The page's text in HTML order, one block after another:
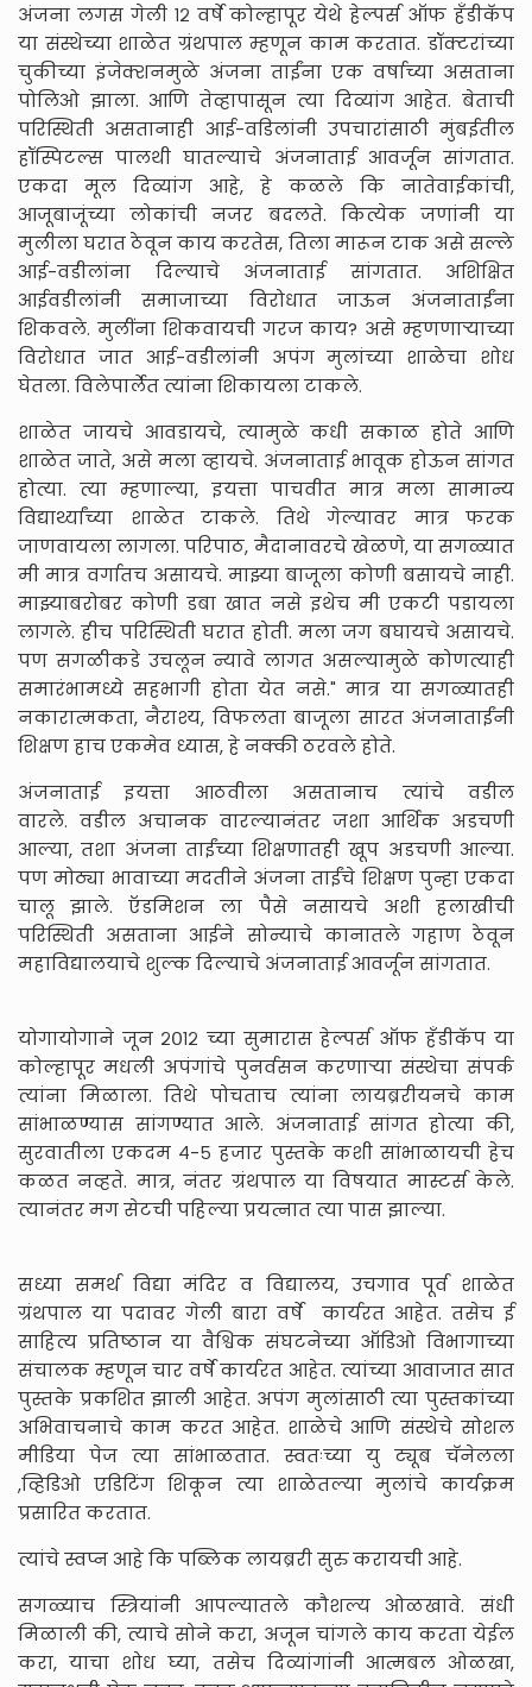
अंजना लगस गेली १२ वर्षे कोल्हापूर येथे हेल्पर्स ऑफ हॅंडीकॅप
या संस्थेच्या शाळेत ग्रंथपाल म्हणून काम करतात. डॉक्टरांच्या
चुकीच्या इंजेक्शनमुळे अंजना ताईंना एक वर्षाच्या असताना
पोलिओ झाला. आणि तेव्हापासून त्या दिव्यांग आहेत. बेताची
परिस्थिती असतानाही आई-वडिलांनी उपचारांसाठी मुंबईतील
हॉस्पिटल्स पालथी घातल्याचे अंजनाताई आवर्जून सांगतात.
एकदा मूल दिव्यांग आहे, हे कळले कि नातेवाईकांची,
आजूबाजूंच्या लोकांची नजर बदलते. कित्येक जणांनी या
मुलीला घरात ठेवून काय करतेस, तिला मारून टाक असे सल्ले
आई-वडीलांना दिल्याचे अंजनाताई सांगतात. अशिक्षित
आईवडीलांनी समाजाच्या विरोधात जाऊन अंजनाताईंना
शिकवले. मुलींना शिकवायची गरज काय? असे म्हणणाऱ्याच्या
विरोधात जात आई-वडीलांनी अपंग मुलांच्या शाळेचा शोध
घेतला. विलेपार्लेत त्यांना शिकायला टाकले.
शाळेत जायचे आवडायचे, त्यामुळे कधी सकाळ होते आणि
शाळेत जाते, असे मला व्हायचे. अंजनाताई भावूक होऊन सांगत
होत्या. त्या म्हणाल्या, इयत्ता पाचवीत मात्र मला सामान्य
विद्यार्थ्यांच्या शाळेत टाकले. तिथे गेल्यावर मात्र फरक
जाणवायला लागला. परिपाठ, मैदानावरचे खेळणे, या सगळ्यात
मी मात्र वर्गातच असायचे. माझ्या बाजूला कोणी बसायचे नाही.
माझ्याबरोबर कोणी डबा खात नसे इथेच मी एकटी पडायला
लागले. हीच परिस्थिती घरात होती. मला जग बघायचे असायचे.
पण सगळीकडे उचलून न्यावे लागत असल्यामुळे कोणत्याही
समारंभामध्ये सहभागी होता येत नसे." मात्र या सगळ्यातही
नकारात्मकता, नैराश्य, विफलता बाजूला सारत अंजनाताईंनी
शिक्षण हाच एकमेव ध्यास, हे नक्की ठरवले होते.
अंजनाताई इयत्ता आठवीला असतानाच त्यांचे वडील
वारले. वडील अचानक वारल्यानंतर जशा आर्थिक अडचणी
आल्या, तशा अंजना ताईंच्या शिक्षणातही खूप अडचणी आल्या.
पण मोठ्या भावाच्या मदतीने अंजना ताईंचे शिक्षण पुन्हा एकदा
चालू झाले. ऍडमिशन ला पैसे नसायचे अशी हलाखीची
परिस्थिती असताना आईने सोन्याचे कानातले गहाण ठेवून
महाविद्यालयाचे शुल्क दिल्याचे अंजनाताई आवर्जून सांगतात.
योगायोगाने जून २०१२ च्या सुमारास हेल्पर्स ऑफ हॅंडीकॅप या
कोल्हापूर मधली अपंगांचे पुनर्वसन करणाऱ्या संस्थेचा संपर्क
त्यांना मिळाला. तिथे पोचताच त्यांना लायब्ररीयनचे काम
सांभाळण्यास सांगण्यात आले. अंजनाताई सांगत होत्या की,
सुरवातीला एकदम ४-५ हजार पुस्तके कशी सांभाळायची हेच
कळत नव्हते. मात्र, नंतर ग्रंथपाल या विषयात मास्टर्स केले.
त्यानंतर मग सेटची पहिल्या प्रयत्नात त्या पास झाल्या.
सध्या समर्थ विद्या मंदिर व विद्यालय, उचगाव पूर्व शाळेत
ग्रंथपाल या पदावर गेली बारा वर्षे कार्यरत आहेत. तसेच ई
साहित्य प्रतिष्ठान या वैश्विक संघटनेच्या ऑडिओ विभागाच्या
संचालक म्हणून चार वर्षे कार्यरत आहेत. त्यांच्या आवाजात सात
पुस्तके प्रकशित झाली आहेत. अपंग मुलांसाठी त्या पुस्तकांच्या
अभिवाचनाचे काम करत आहेत. शाळेचे आणि संस्थेचे सोशल
मीडिया पेज त्या सांभाळतात. स्वतःच्या यु ट्यूब चॅनेलला
,व्हिडिओ एडिटिंग शिकून त्या शाळेतल्या मुलांचे कार्यक्रम
प्रसारित करतात.
त्यांचे स्वप्न आहे कि पब्लिक लायब्ररी सुरु करायची आहे.
सगळ्याच स्त्रियांनी आपल्यातले कौशल्य ओळखावे. संधी
मिळाली की, त्याचे सोने करा, अजून चांगले काय करता येईल
करा, याचा शोध घ्या, तसेच दिव्यांगांनी आत्मबल ओळखा,